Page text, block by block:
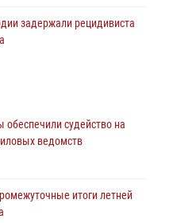
задержали рецидивиста
военно-полевые
воров в Челябинске
задержали
обеспечили судейство на
ведомств
итоги летней